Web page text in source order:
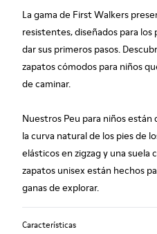
La gama de First Walkers
resistentes, diseñados para
dar sus primeros pasos.
zapatos cómodos para niños
de caminar.
Nuestros Peu para niños
la curva natural de los pies de
elásticos en zigzag y una suela
zapatos unisex están hechos
ganas de explorar.
Características